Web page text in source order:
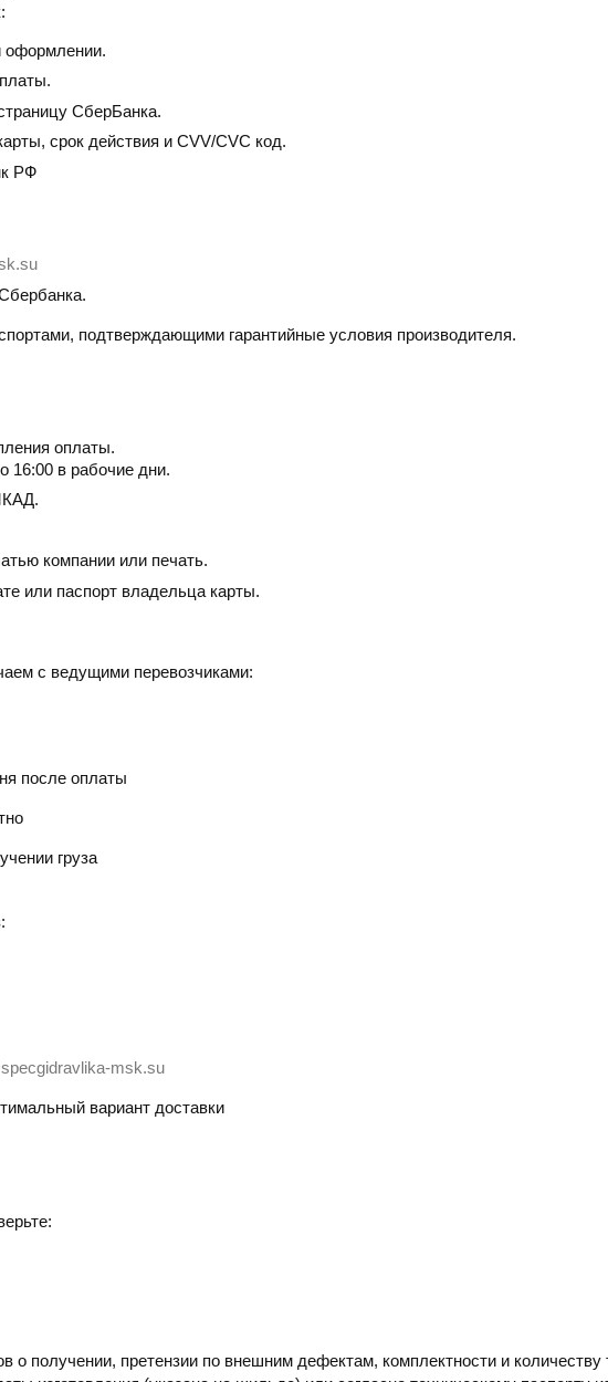
оформлении.
СберБанка.
срок действия и CVV/CVC код.
РФ
подтверждающими гарантийные условия производителя.
оплаты.
16:00 в рабочие дни.
компании или печать.
или паспорт владельца карты.
с ведущими перевозчиками:
после оплаты
груза
msk.su
вариант доставки
о получении, претензии по внешним дефектам, комплектности и